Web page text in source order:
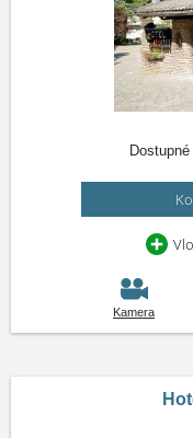
Kamera